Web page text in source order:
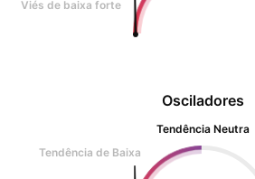
Osciladores
Tendência Neutra
Tendência de Baixa
Viés de baixa forte